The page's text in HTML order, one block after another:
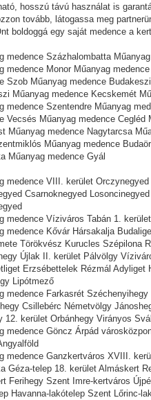
hosszú távú használat is
tovább, látogassa meg
boldoggá egy saját medence a
medence Százhalombatta
medence Monor Műanyag
Szob Műanyag medence
Műanyag medence Kecskemét
medence Szentendre Műanyag
Vecsés Műanyag medence
Műanyag medence Nagytarcsa
Műanyag medence
Műanyag medence Gyál
medence VIII. kerület
Csarnoknegyed
medence Víziváros Tabán 1.
medence Kővár Hársakalja
Törökvész Kurucles Szépilona
Újlak II. kerület Pálvölgy
Erzsébettelek Rézmál
Lipótmező
medence Farkasrét
Csillebérc Németvölgy
12. kerület Orbánhegy Virányos
medence Göncz Árpád
medence Ganzkertváros XVIII.
Géza-telep 18. kerület Almáskert
Ferihegy Szent Imre-kertváros
Havanna-lakótelep Szent Lőrinc-